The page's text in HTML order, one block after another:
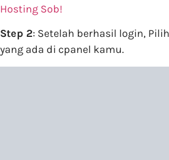
Hosting Sob!
Step 2: Setelah berhasil login,
yang ada di cpanel kamu.